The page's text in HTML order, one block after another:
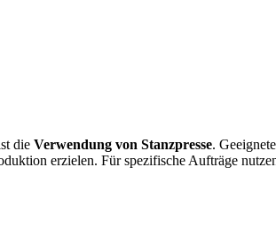
die Verwendung von Stanzpresse.
erzielen. Für spezifische Aufträge